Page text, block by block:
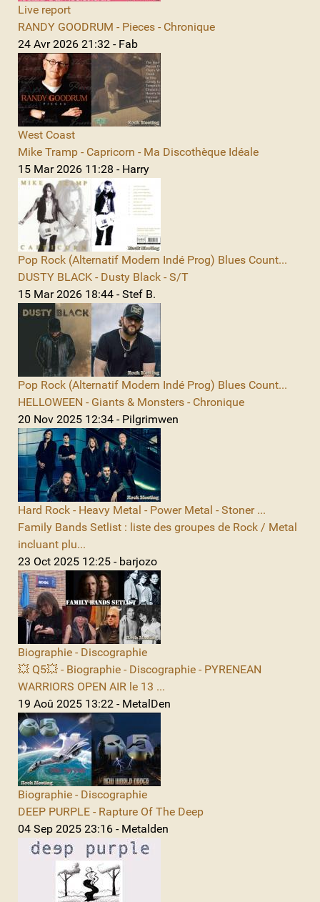
Live report
RANDY GOODRUM - Pieces - Chronique
24 Avr 2026 21:32 - Fab
West Coast
Mike Tramp - Capricorn - Ma Discothèque Idéale
15 Mar 2026 11:28 - Harry
Pop Rock (Alternatif Modern Indé Prog) Blues Count...
DUSTY BLACK - Dusty Black - S/T
15 Mar 2026 18:44 - Stef B.
Pop Rock (Alternatif Modern Indé Prog) Blues Count...
HELLOWEEN - Giants & Monsters - Chronique
20 Nov 2025 12:34 - Pilgrimwen
Hard Rock - Heavy Metal - Power Metal - Stoner ...
Family Bands Setlist : liste des groupes de Rock / Metal
incluant plu...
23 Oct 2025 12:25 - barjozo
Biographie - Discographie
💥 Q5💥 - Biographie - Discographie - PYRENEAN
WARRIORS OPEN AIR le 13 ...
19 Aoû 2025 13:22 - MetalDen
Biographie - Discographie
DEEP PURPLE - Rapture Of The Deep
04 Sep 2025 23:16 - Metalden